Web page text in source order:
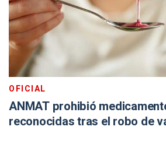
OFICIAL
ANMAT prohibió
reconocidas tras el robo de